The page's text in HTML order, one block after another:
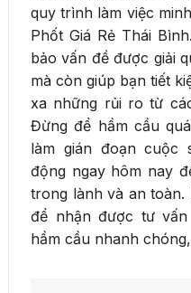
quy trình làm việc
Phốt Giá Rẻ Thái
bảo vấn đề được giải
mà còn giúp bạn tiết
xa những rủi ro từ
Đừng để hầm cầu
làm gián đoạn cuộc
động ngay hôm nay
trong lành và an toàn.
để nhận được tư
hầm cầu nhanh